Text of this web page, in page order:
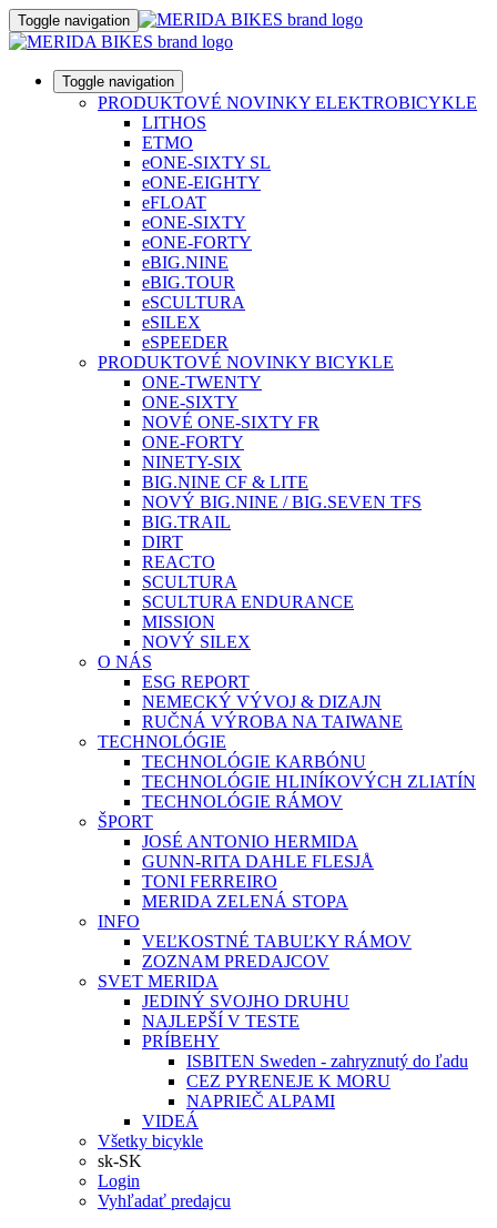
Toggle navigation
Toggle navigation
PRODUKTOVÉ NOVINKY ELEKTROBICYKLE
LITHOS
ETMO
eONE-SIXTY SL
eONE-EIGHTY
eFLOAT
eONE-SIXTY
eONE-FORTY
eBIG.NINE
eBIG.TOUR
eSCULTURA
eSILEX
eSPEEDER
PRODUKTOVÉ NOVINKY BICYKLE
ONE-TWENTY
ONE-SIXTY
NOVÉ ONE-SIXTY FR
ONE-FORTY
NINETY-SIX
BIG.NINE CF & LITE
NOVÝ BIG.NINE / BIG.SEVEN TFS
BIG.TRAIL
DIRT
REACTO
SCULTURA
SCULTURA ENDURANCE
MISSION
NOVÝ SILEX
O NÁS
ESG REPORT
NEMECKÝ VÝVOJ & DIZAJN
RUČNÁ VÝROBA NA TAIWANE
TECHNOLÓGIE
TECHNOLÓGIE KARBÓNU
TECHNOLÓGIE HLINÍKOVÝCH ZLIATÍN
TECHNOLÓGIE RÁMOV
ŠPORT
JOSÉ ANTONIO HERMIDA
GUNN-RITA DAHLE FLESJÅ
TONI FERREIRO
MERIDA ZELENÁ STOPA
INFO
VEĽKOSTNÉ TABUĽKY RÁMOV
ZOZNAM PREDAJCOV
SVET MERIDA
JEDINÝ SVOJHO DRUHU
NAJLEPŠÍ V TESTE
PRÍBEHY
ISBITEN Sweden - zahryznutý do ľadu
CEZ PYRENEJE K MORU
NAPRIEČ ALPAMI
VIDEÁ
Všetky bicykle
sk-SK
Login
Vyhľadať predajcu